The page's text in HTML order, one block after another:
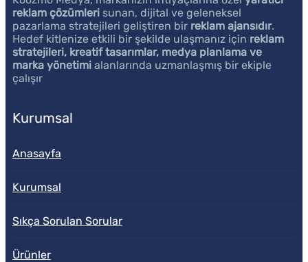
reklam çözümleri sunan, dijital ve geleneksel
pazarlama stratejileri geliştiren bir reklam ajansıdır.
Hedef kitlenize etkili bir şekilde ulaşmanız için reklam
stratejileri, kreatif tasarımlar, medya planlama ve
marka yönetimi alanlarında uzmanlaşmış bir ekiple
çalışır
Kurumsal
Anasayfa
Kurumsal
Sıkça Sorulan Sorular
Ürünler